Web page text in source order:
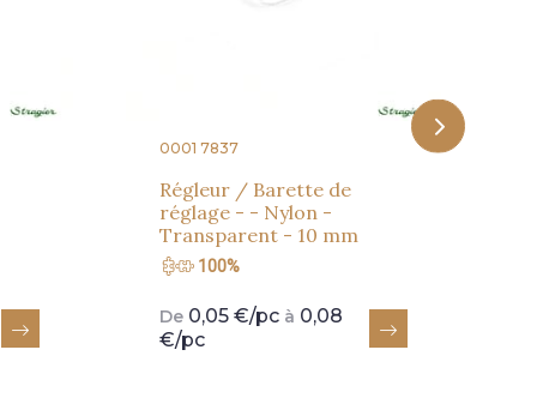
0001 7837
Régleur / Barette de
réglage - - Nylon -
Transparent - 10 mm
100%
De 0,05 €/pc à 0,08
€/pc